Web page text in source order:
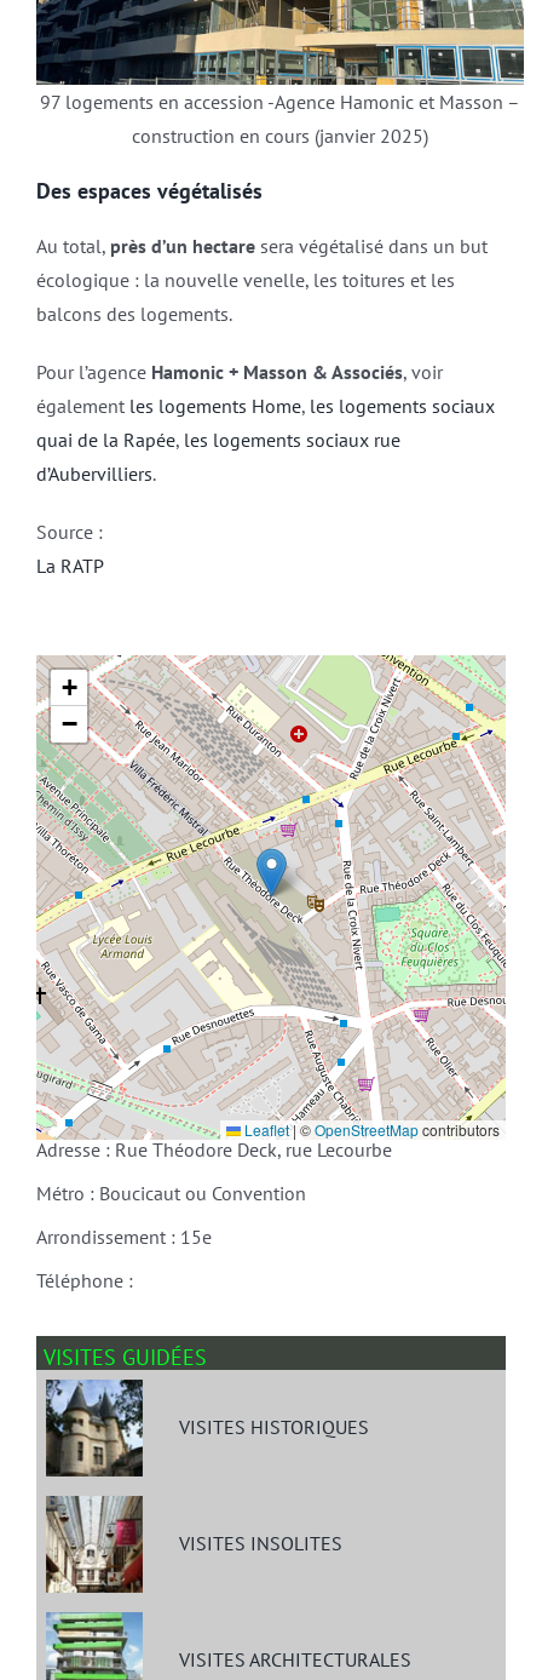
97 logements en accession -Agence Hamonic et Masson –
construction en cours (janvier 2025)
Des espaces végétalisés
Au total, près d’un hectaresera végétalisé dans un but
écologique : la nouvelle venelle, les toitures et les
balcons des logements.
Pour l’agence Hamonic + Masson & Associés, voir
également les logements Home, les logements sociaux
quai de la Rapée, les logements sociaux rue
d’Aubervilliers.
Source :
La RATP
+
−
Leaflet|©OpenStreetMapcontributors
Adresse : Rue Théodore Deck, rue Lecourbe
Métro : Boucicaut ou Convention
Arrondissement : 15e
Téléphone :
VISITES GUIDÉES
VISITES HISTORIQUES
VISITES INSOLITES
VISITES ARCHITECTURALES